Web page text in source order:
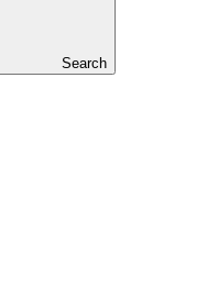
Search